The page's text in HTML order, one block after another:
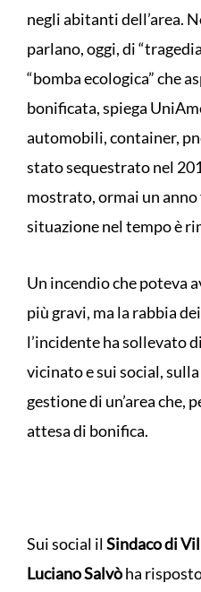
negli abitanti dell’area.
parlano, oggi, di
“bomba ecologica” che
bonificata, spiega
automobili, container,
stato sequestrato nel
mostrato, ormai un
situazione nel tempo è
Un incendio che poteva
più gravi, ma la rabbia
l’incidente ha sollevato
vicinato e sui social,
gestione di un’area che,
attesa di bonifica.
Sui social ilSindaco di
Luciano Salvòha